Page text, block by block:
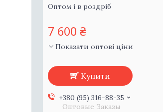
Оптом і в роздріб
7 600 ₴
Показати оптові ціни
Купити
+380 (95) 316-88-35
Оптовые Заказы